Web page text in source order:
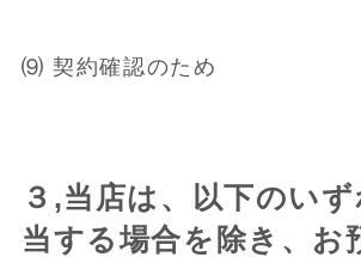
⑼ 契約確認のため
３,当店は、以下のい
当する場合を除き、お